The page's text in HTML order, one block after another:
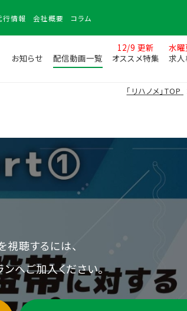
行情報 会社概要 コラム
お知らせ 配信動画一覧
12/9 更新
オススメ特集
水
求
「リハノメ」TOP
視聴するには、
へご加入ください。